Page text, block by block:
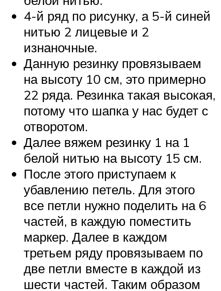
4-й ряд по рисунку, а 5-й синей
нитью 2 лицевые и 2
изнаночные.
Данную резинку провязываем
на высоту 10 см, это примерно
22 ряда. Резинка такая высокая,
потому что шапка у нас будет с
отворотом.
Далее вяжем резинку 1 на 1
белой нитью на высоту 15 см.
После этого приступаем к
убавлению петель. Для этого
все петли нужно поделить на 6
частей, в каждую поместить
маркер. Далее в каждом
третьем ряду провязываем по
две петли вместе в каждой из
шести частей. Таким образом